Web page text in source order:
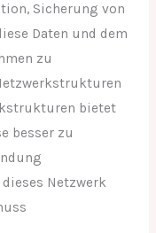
Sicherung von
Daten und dem
zu
bietet
besser zu
Netzwerk